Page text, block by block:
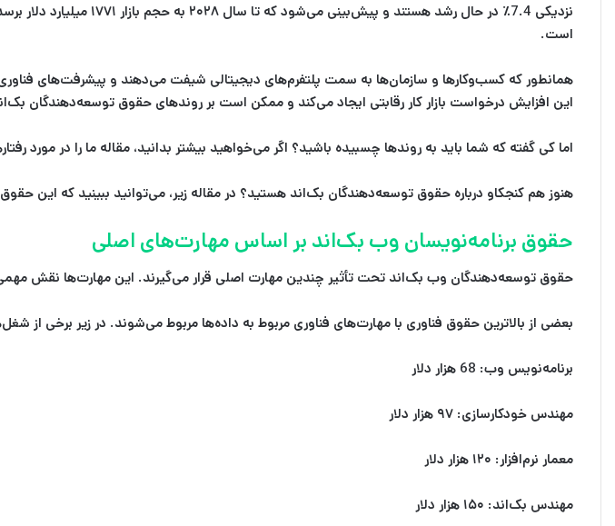
نزدیکی 7.4٪ در حال رشد
است.
همانطور که کسب‌وکارها و سازمان‌ها به سمت پلتفرم‌های دیجیتالی شیفت می‌دهند و پیشرفت‌های
این افزایش درخواست بازار کار رقابتی ایجاد می‌کند و ممکن است بر روندهای حقوق توسعه‌دهندگان
اما کی گفته که شما باید به روندها چسبیده باشید؟ اگر می‌خواهید بیشتر بدانید، مقاله ما را در مورد
هنوز هم کنجکاو درباره حقوق توسعه‌دهندگان بک‌اند هستید؟ در مقاله زیر، می‌توانید ببینید که این
حقوق برنامه‌نویسان وب بک‌اند بر اساس مهارت‌های اصلی
حقوق توسعه‌دهندگان وب بک‌اند تحت تأثیر چندین مهارت اصلی قرار می‌گیرند. این مهارت‌ها نقش
بعضی از بالاترین حقوق فناوری با مهارت‌های فناوری مربوط به داده‌ها مربوط می‌شوند. در زیر برخی
برنامه‌نویس وب: 68 هزار دلار
مهندس خودکارسازی: ۹۷ هزار دلار
معمار نرم‌افزار: ۱۲۰ هزار دلار
مهندس بک‌اند: ۱۵۰ هزار دلار